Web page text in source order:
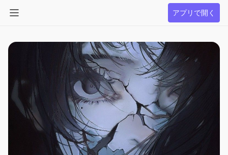
アプリで開く